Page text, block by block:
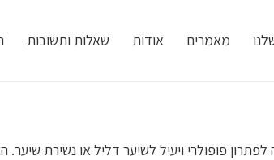
מאמרים אודות שאלות ותשובות
פופולרי ויעיל לשיער דליל או נשירת שיער.